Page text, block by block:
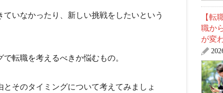
いなかったり、新しい挑戦をしたいという
転職を考えるべきか悩むもの。
そのタイミングについて考えてみましょ
【転
職か
が変